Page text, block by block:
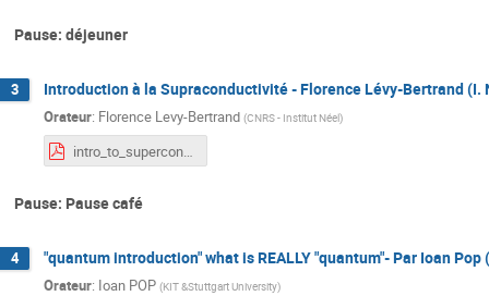
Pause: déjeuner
3 Introduction à la Supraconductivité - Florence Lévy-Bertrand (I.
Orateur: Florence Levy-Bertrand (CNRS - Institut Néel)
intro_to_superconductivity_DRTBT2024.pdf
Pause: Pause café
4 "quantum introduction" what is REALLY "quantum"- Par Ioan
Orateur: Ioan POP (KIT &Stuttgart University)